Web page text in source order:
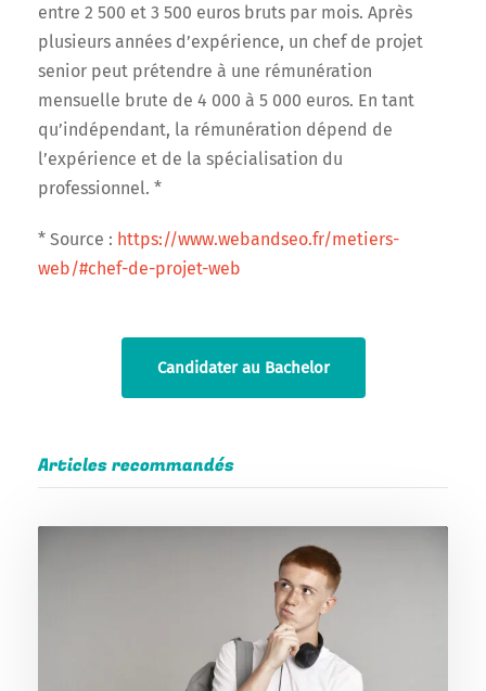
entre 2 500 et 3 500 euros bruts par mois. Après
plusieurs années d’expérience, un chef de projet
senior peut prétendre à une rémunération
mensuelle brute de 4 000 à 5 000 euros. En tant
qu’indépendant, la rémunération dépend de
l’expérience et de la spécialisation du
professionnel. *
* Source : https://www.webandseo.fr/metiers-
web/#chef-de-projet-web
Candidater au Bachelor
Articles recommandés